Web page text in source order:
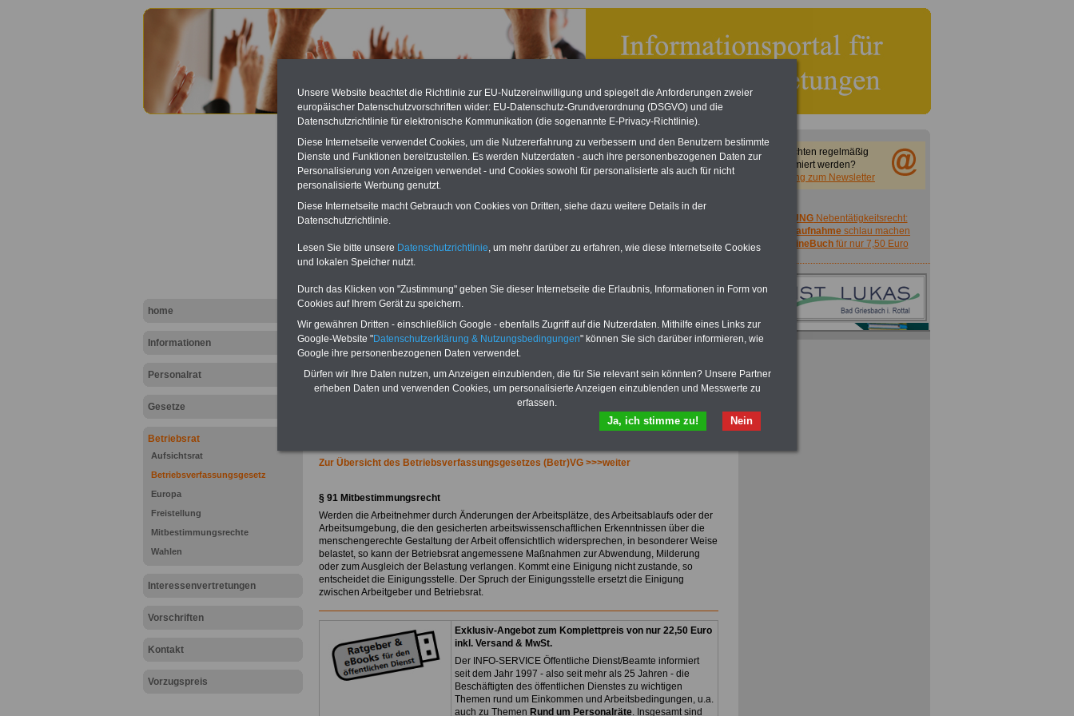
home
Informationen
Personalrat
Gesetze
Betriebsrat
Aufsichtsrat
Betriebsverfassungsgesetz
Europa
Freistellung
Mitbestimmungsrechte
Wahlen
Interessenvertretungen
Vorschriften
Kontakt
Vorzugspreis
Betriebsverfassungsgesetz (BetrVG): § 91 Mitbestimmungsrecht
ÖD neu aufgelegt
Oktober 2025 neu aufgelegt. Mit
allen Entgelttabellen für
sowie den
Auszubildendenvergütungen,
Bund, Länder und Kommunen.
>>>Hier zur Bestellung des
Zur Übersicht des Betriebsverfassungsgesetzes (Betr)VG >>>weiter
§ 91 Mitbestimmungsrecht
Werden die Arbeitnehmer durch Änderungen der Arbeitsplätze, des Arbeitsablaufs oder der
Arbeitsumgebung, die den gesicherten arbeitswissenschaftlichen Erkenntnissen über die
menschengerechte Gestaltung der Arbeit offensichtlich widersprechen, in besonderer Weise
belastet, so kann der Betriebsrat angemessene Maßnahmen zur Abwendung, Milderung
oder zum Ausgleich der Belastung verlangen. Kommt eine Einigung nicht zustande, so
entscheidet die Einigungsstelle. Der Spruch der Einigungsstelle ersetzt die Einigung
zwischen Arbeitgeber und Betriebsrat.
Exklusiv-Angebot zum Komplettpreis von nur 22,50 Euro
inkl. Versand & MwSt.
Der INFO-SERVICE Öffentliche Dienst/Beamte informiert
seit dem Jahr 1997 - also seit mehr als 25 Jahren - die
Beschäftigten des öffentlichen Dienstes zu wichtigen
Themen rund um Einkommen und Arbeitsbedingungen, u.a.
auch zu Themen Rund um Personalräte. Insgesamt sind
Sie möchten regelmäßig
informiert werden?
Anmeldung zum Newsletter
ACHTUNGNebentätigkeitsrecht:
vor Jobaufnahme schlau machen
OnlineBuchfür nur 7,50 Euro
Unsere Website beachtet die Richtlinie zur EU-Nutzereinwilligung und spiegelt die Anforderungen zweier
europäischer Datenschutzvorschriften wider: EU-Datenschutz-Grundverordnung (DSGVO) und die
Datenschutzrichtlinie für elektronische Kommunikation (die sogenannte E-Privacy-Richtlinie).
Diese Internetseite verwendet Cookies, um die Nutzererfahrung zu verbessern und den Benutzern bestimmte
Dienste und Funktionen bereitzustellen. Es werden Nutzerdaten - auch ihre personenbezogenen Daten zur
Personalisierung von Anzeigen verwendet - und Cookies sowohl für personalisierte als auch für nicht
personalisierte Werbung genutzt.
Diese Internetseite macht Gebrauch von Cookies von Dritten, siehe dazu weitere Details in der
Datenschutzrichtlinie.
Lesen Sie bitte unsere Datenschutzrichtlinie, um mehr darüber zu erfahren, wie diese Internetseite Cookies
und lokalen Speicher nutzt.
Durch das Klicken von "Zustimmung" geben Sie dieser Internetseite die Erlaubnis, Informationen in Form von
Cookies auf Ihrem Gerät zu speichern.
Wir gewähren Dritten - einschließlich Google - ebenfalls Zugriff auf die Nutzerdaten. Mithilfe eines Links zur
Google-Website "Datenschutzerklärung & Nutzungsbedingungen" können Sie sich darüber informieren, wie
Google ihre personenbezogenen Daten verwendet.
Dürfen wir Ihre Daten nutzen, um Anzeigen einzublenden, die für Sie relevant sein könnten? Unsere Partner
erheben Daten und verwenden Cookies, um personalisierte Anzeigen einzublenden und Messwerte zu
erfassen.
Nein
Ja, ich stimme zu!